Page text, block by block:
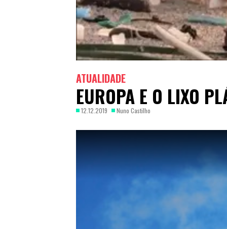
ATUALIDADE
EUROPA E O LIXO
12.12.2019 Nuno Castilho